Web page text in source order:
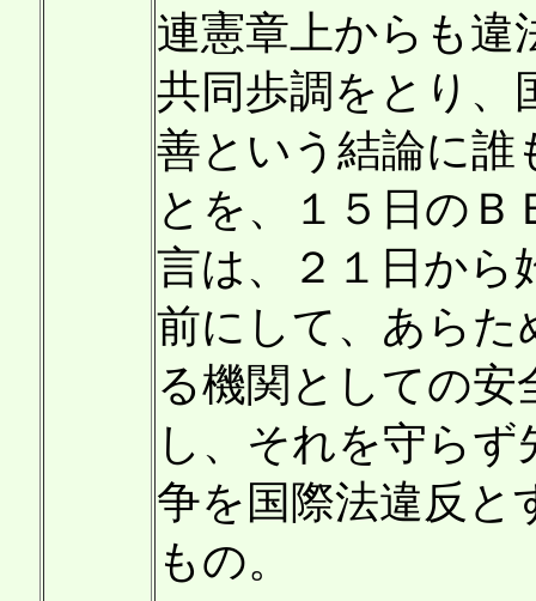
連憲章上からも違
共同歩調をとり、
善という結論に誰
とを、１５日の
言は、２１日から
前にして、あらた
る機関としての安
し、それを守ら
争を国際法違反と
もの。